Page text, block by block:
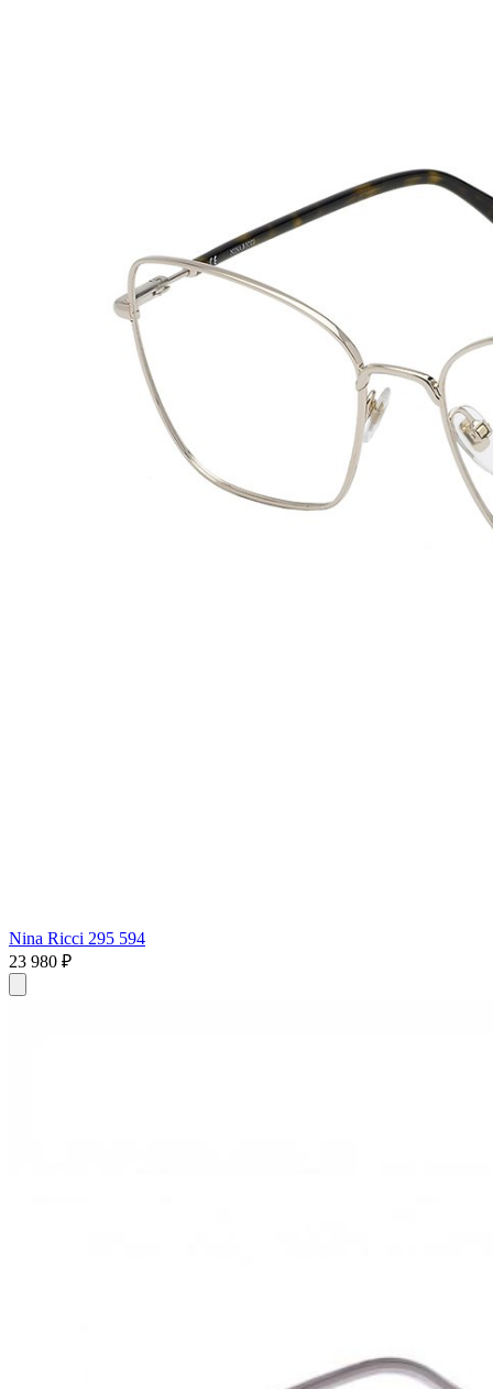
Nina Ricci 295 594
23 980 ₽